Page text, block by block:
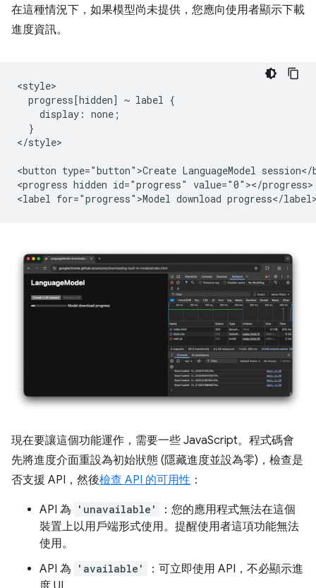
在這種情況下，如果模型尚未提供，您應向使用者顯示下載
進度資訊。
<style>
  progress[hidden] ~ label {
    display: none;
  }
</style>
<button type="button">Create LanguageModel session</
<progress hidden id="progress" value="0"></progress>
現在要讓這個功能運作，需要一些 JavaScript。程式碼會
先將進度介面重設為初始狀態 (隱藏進度並設為零)，檢查是
否支援 API，然後檢查 API 的可用性 ：
API 為 'unavailable'
：您的應用程式無法在這個
裝置上以用戶端形式使用。提醒使用者這項功能無法
使用。
API 為
'available'
：可立即使用 API，不必顯示進